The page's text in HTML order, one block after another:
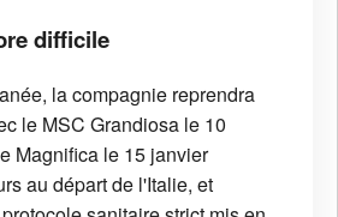
difficile
la compagnie reprendra
le MSC Grandiosa le 10
Magnifica le 15 janvier
au départ de l'Italie, et